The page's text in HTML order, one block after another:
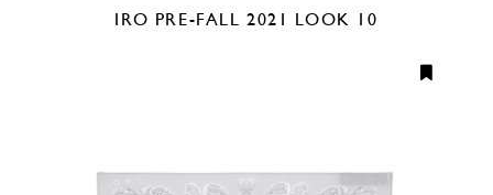
IRO PRE-FALL 2021 LOOK 10